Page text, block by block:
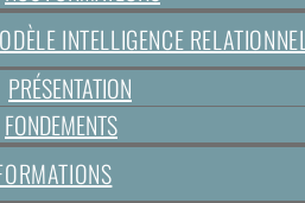
INTELLIGENCE
PRÉSENTATION
FONDEMENTS